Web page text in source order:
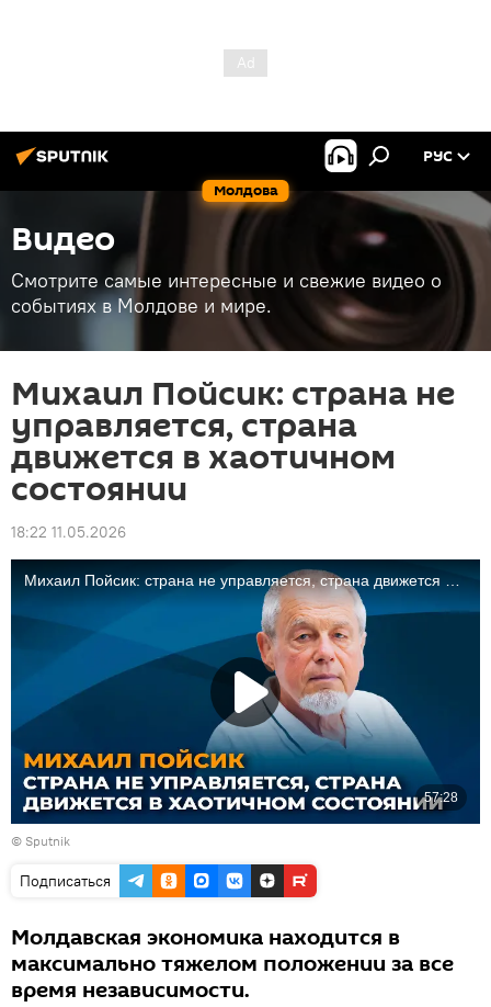
Молдова
РУС
Видео
Смотрите самые интересные и свежие видео о
событиях в Молдове и мире.
Михаил Пойсик: страна не
управляется, страна
движется в хаотичном
состоянии
18:22 11.05.2026
© Sputnik
Подписаться
Молдавская экономика находится в
максимально тяжелом положении за все
время независимости.